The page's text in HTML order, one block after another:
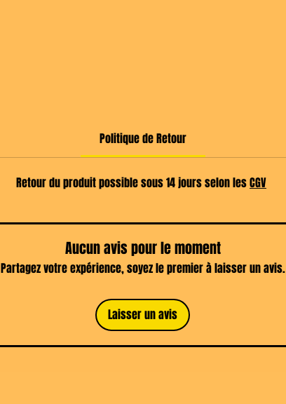
Politique de Retour
Retour du produit possible sous 14 jours selon lesCGV
Aucun avis pour le moment
Partagez votre expérience, soyez le premier à laisser un avis.
Laisser un avis